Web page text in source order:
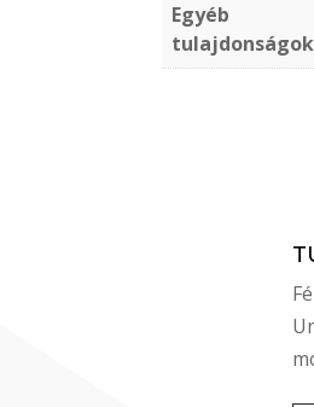
Egyéb
tulajdonságok